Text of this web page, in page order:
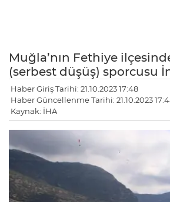
Muğla’nın Fethiye
(serbest düşüş) sporcusu
Haber Giriş Tarihi: 21.10.2023 17:48
Haber Güncellenme Tarihi: 21.10.2023
Kaynak: İHA